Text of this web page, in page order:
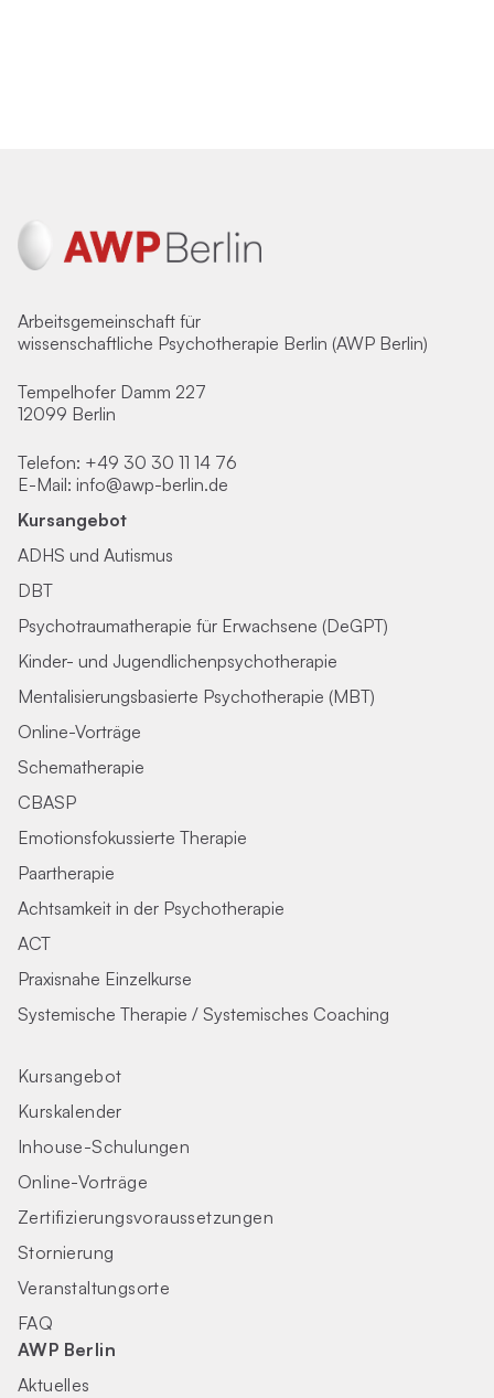
Arbeitsgemeinschaft für
wissenschaftliche Psychotherapie Berlin (AWP Berlin)
Tempelhofer Damm 227
12099 Berlin
Telefon: +49 30 30 11 14 76
E-Mail: info@awp-berlin.de
Kursangebot
ADHS und Autismus
DBT
Psychotraumatherapie für Erwachsene (DeGPT)
Kinder- und Jugendlichenpsychotherapie
Mentalisierungsbasierte Psychotherapie (MBT)
Online-Vorträge
Schematherapie
CBASP
Emotionsfokussierte Therapie
Paartherapie
Achtsamkeit in der Psychotherapie
ACT
Praxisnahe Einzelkurse
Systemische Therapie / Systemisches Coaching
Kursangebot
Kurskalender
Inhouse-Schulungen
Online-Vorträge
Zertifizierungs­voraus­setzungen
Stornierung
Veranstaltungsorte
FAQ
AWP Berlin
Aktuelles